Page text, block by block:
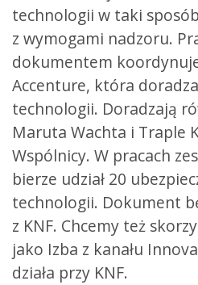
technologii w taki
z wymogami nadzoru.
dokumentem
Accenture, która
technologii. Doradzają
Maruta Wachta i Traple
Wspólnicy. W pracach
bierze udział 20
technologii. Dokument
z KNF. Chcemy też
jako Izba z kanału
działa przy KNF.